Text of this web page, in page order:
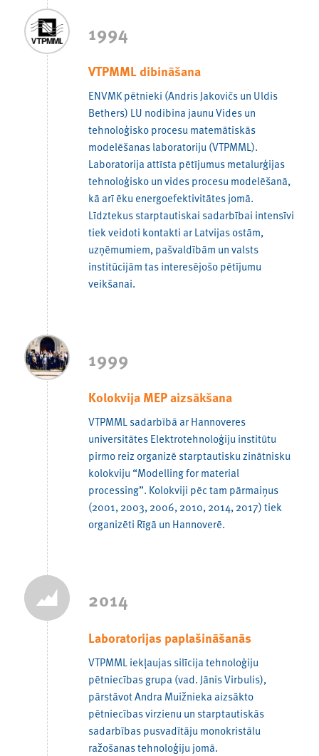
1994
VTPMML dibināšana
ENVMK pētnieki (Andris Jakovičs un Uldis
Bethers) LU nodibina jaunu Vides un
tehnoloģisko procesu matemātiskās
modelēšanas laboratoriju (VTPMML).
Laboratorija attīsta pētījumus metalurģijas
tehnoloģisko un vides procesu modelēšanā,
kā arī ēku energoefektivitātes jomā.
Līdztekus starptautiskai sadarbībai intensīvi
tiek veidoti kontakti ar Latvijas ostām,
uzņēmumiem, pašvaldībām un valsts
institūcijām tas interesējošo pētījumu
veikšanai.
1999
Kolokvija MEP aizsākšana
VTPMML sadarbībā ar Hannoveres
universitātes Elektrotehnoloģiju institūtu
pirmo reiz organizē starptautisku zinātnisku
kolokviju “Modelling for material
processing”. Kolokviji pēc tam pārmaiņus
(2001, 2003, 2006, 2010, 2014, 2017) tiek
organizēti Rīgā un Hannoverē.
2014
Laboratorijas paplašināšanās
VTPMML iekļaujas silīcija tehnoloģiju
pētniecības grupa (vad. Jānis Virbulis),
pārstāvot Andra Muižnieka aizsākto
pētniecības virzienu un starptautiskās
sadarbības pusvadītāju monokristālu
ražošanas tehnoloģiju jomā.